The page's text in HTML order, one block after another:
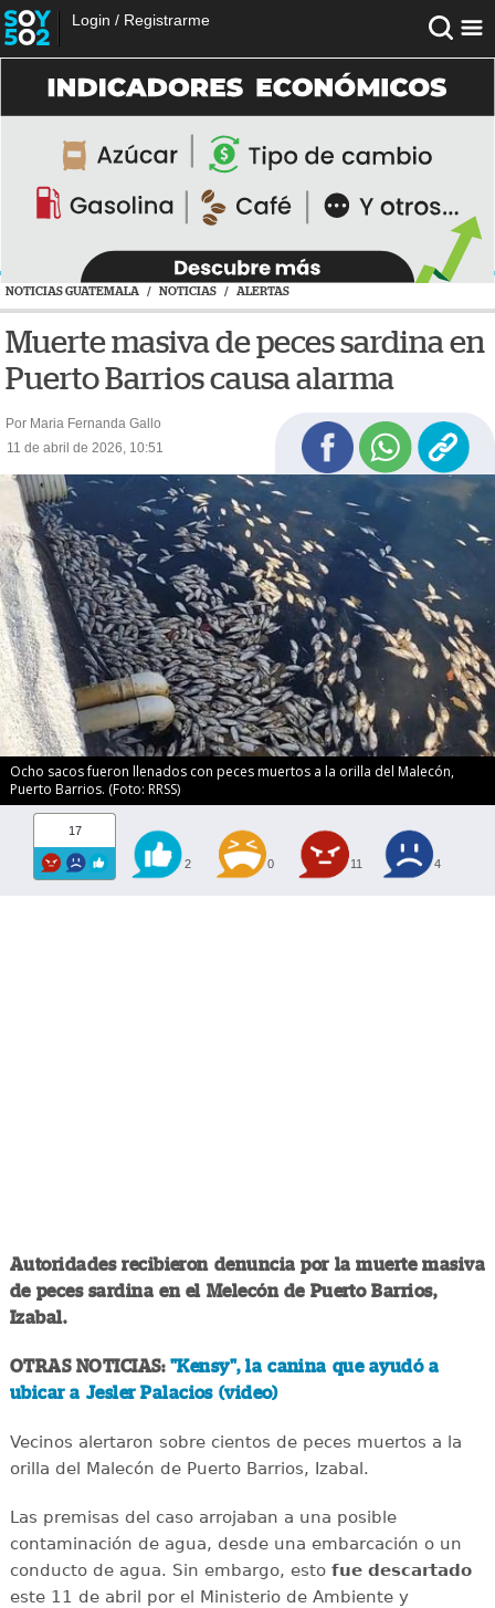
Login / Registrarme
NOTICIAS GUATEMALA / NOTICIAS / ALERTAS
Muerte masiva de peces sardina en
Puerto Barrios causa alarma
Por Maria Fernanda Gallo
11 de abril de 2026, 10:51
Ocho sacos fueron llenados con peces muertos a la orilla del Malecón,
Puerto Barrios. (Foto: RRSS)
17
2 0 11 4
Autoridades recibieron denuncia por la muerte masiva
de peces sardina en el Melecón de Puerto Barrios,
Izabal.
OTRAS NOTICIAS:"Kensy", la canina que ayudó a
ubicar a Jesler Palacios (video)
Vecinos alertaron sobre cientos de peces muertos a la
orilla del Malecón de Puerto Barrios, Izabal.
Las premisas del caso arrojaban a una posible
contaminación de agua, desde una embarcación o un
conducto de agua. Sin embargo, estofue descartado
este 11 de abril por el Ministerio de Ambiente y